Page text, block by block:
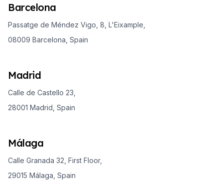
Barcelona
Passatge de Méndez Vigo, 8, L'Eixample,
08009 Barcelona, Spain
Madrid
Calle de Castello 23,
28001 Madrid, Spain
Málaga
Calle Granada 32, First Floor,
29015 Málaga, Spain